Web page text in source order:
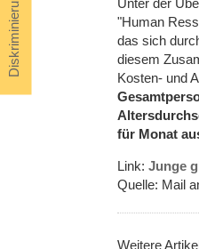
Unter der
"Human
das sich
diesem
Kosten- und
für Monat
Link: Junge
Quelle: Mail
Weitere